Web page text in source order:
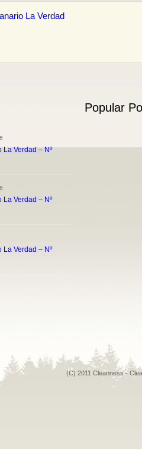
La Verdad
La Verdad – Nº
La Verdad – Nº
La Verdad – Nº
Popular
(C) 2011 Cleanness -